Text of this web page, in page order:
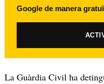
Google de manera
La Guàrdia Civil ha